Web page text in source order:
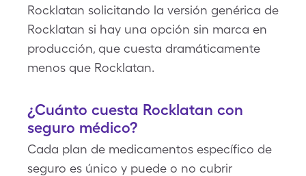
Rocklatan solicitando la versión genérica de
Rocklatan si hay una opción sin marca en
producción, que cuesta dramáticamente
menos que Rocklatan.
¿Cuánto cuesta Rocklatan con
seguro médico?
Cada plan de medicamentos específico de
seguro es único y puede o no cubrir